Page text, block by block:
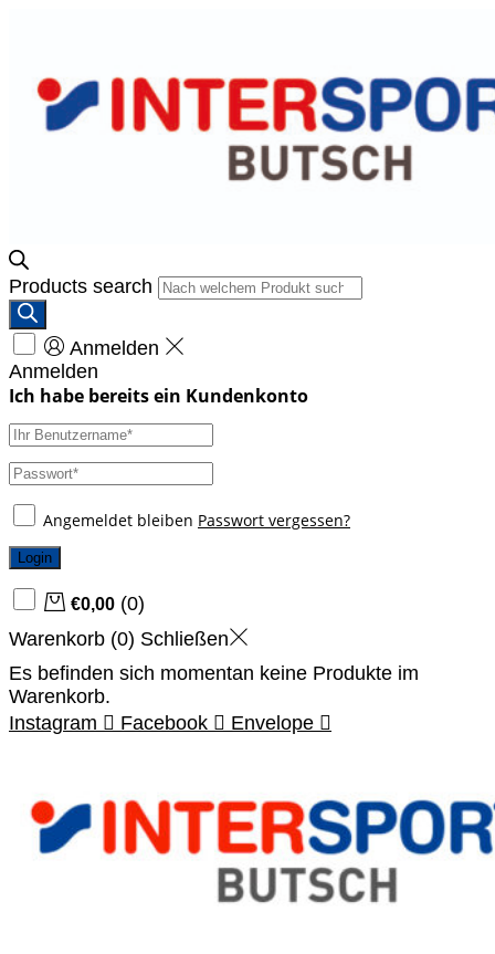
Products search
Anmelden
Anmelden
Angemeldet bleiben Passwort vergessen?
Login
€0,00 (0)
Warenkorb (0) Schließen
Es befinden sich momentan keine Produkte im
Warenkorb.
Instagram
Facebook Envelope